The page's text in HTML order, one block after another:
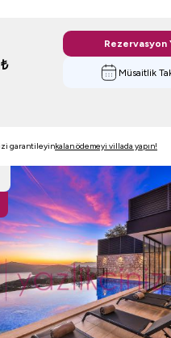
₺
Rezervasyon
Müsaitlik
garantileyinkalan ödemeyi villada yapın!